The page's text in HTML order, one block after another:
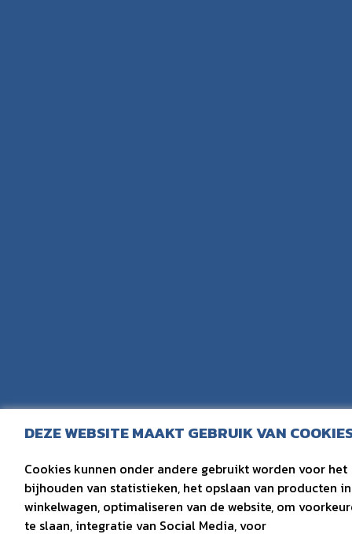
DEZE WEBSITE MAAKT GEBRUIK VAN
Cookies kunnen onder andere gebruikt worden voor het
bijhouden van statistieken, het opslaan van producten
winkelwagen, optimaliseren van de website, om
te slaan, integratie van Social Media, voor